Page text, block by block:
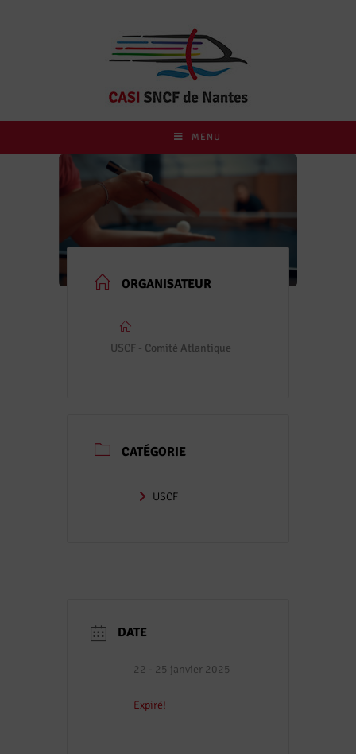
MENU
ORGANISATEUR
USCF - Comité Atlantique
CATÉGORIE
USCF
DATE
22 - 25 janvier 2025
Expiré!